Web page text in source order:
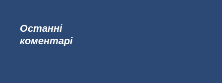
Останні
коментарі